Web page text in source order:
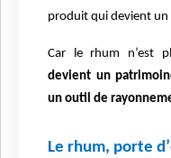
produit qui devient
Car le rhum n’est
devient un
un outil de
Le rhum, porte d’